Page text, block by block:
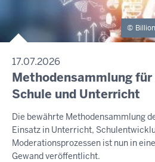
17.07.2026
Methodensammlung
Schule und Unterricht
Die bewährte Methodensammlung
Einsatz in Unterricht,
Moderationsprozessen ist nun in
Gewand veröffentlicht.